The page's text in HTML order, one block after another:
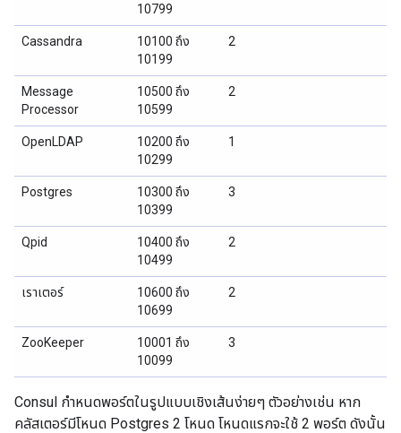
10799
Cassandra
10100 ถึง
10199
2
Message
Processor
10500 ถึง
10599
2
OpenLDAP
10200 ถึง
10299
1
Postgres
10300 ถึง
10399
3
Qpid
10400 ถึง
10499
2
เราเตอร์
10600 ถึง
10699
2
ZooKeeper
10001 ถึง
10099
3
Consul กำหนดพอร์ตในรูปแบบเชิงเส้นง่ายๆ ตัวอย่างเช่น หาก
คลัสเตอร์มีโหนด Postgres 2 โหนด โหนดแรกจะใช้ 2 พอร์ต ดังนั้น